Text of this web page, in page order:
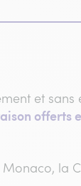
et
offerts
la